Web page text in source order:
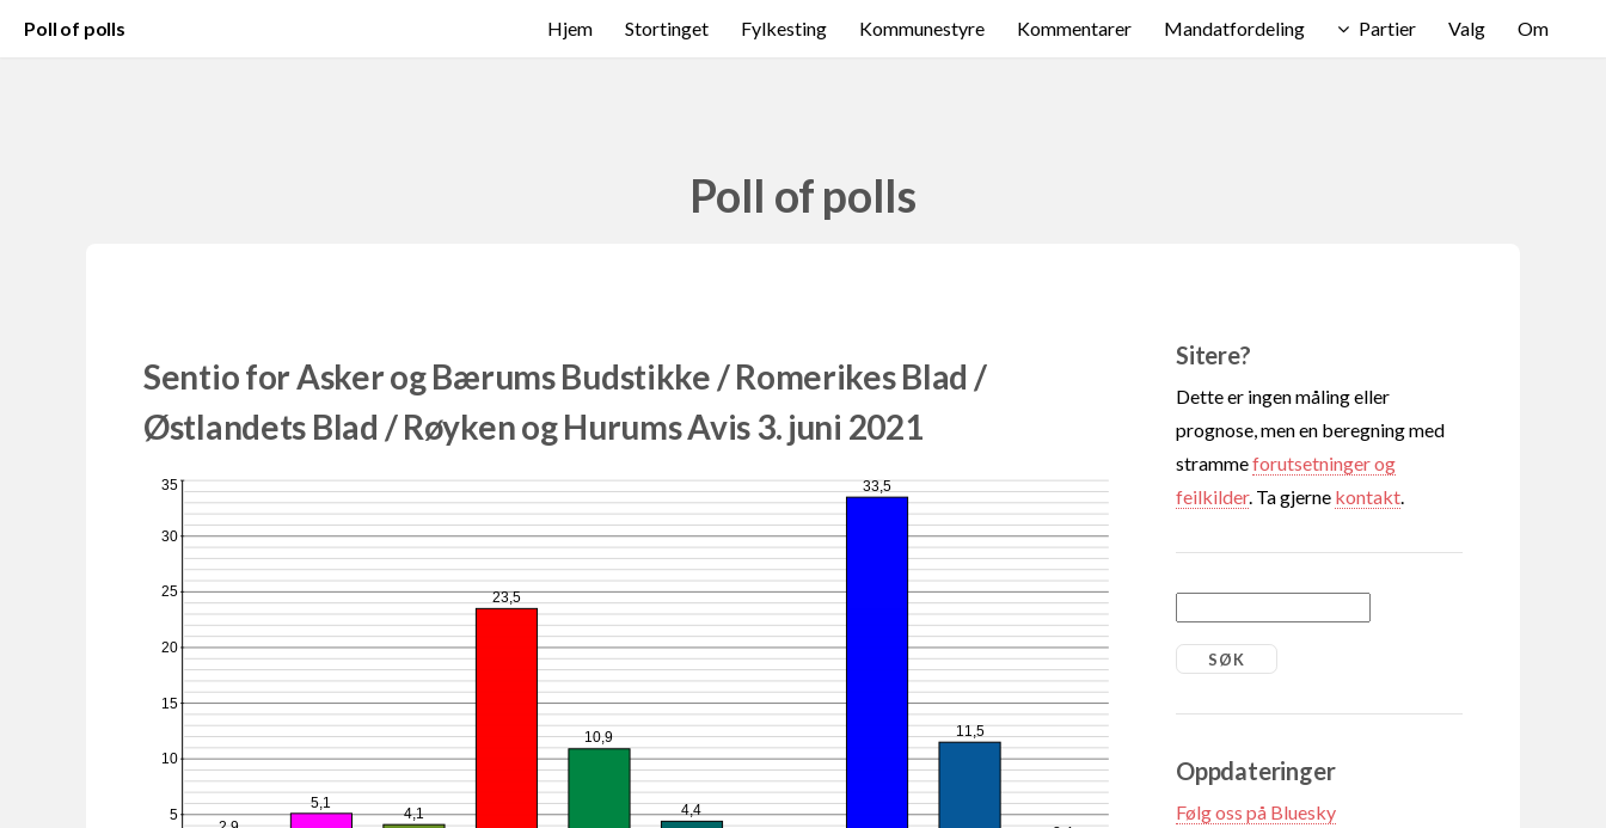
Poll of polls Hjem Stortinget Fylkesting Kommunestyre Kommentarer Mandatfordeling Partier Valg Om
Poll of polls
Sentio for Asker og Bærums Budstikke / Romerikes Blad /
Østlandets Blad / Røyken og Hurums Avis 3. juni 2021
5,1
4,1
23,5
10,9
4,4
33,5
11,5
5
10
15
20
25
30
35
Sitere?
Dette er ingen måling eller
prognose, men en beregning med
strammeforutsetninger og
feilkilder. Ta gjerne kontakt
Oppdateringer
Følg oss på Bluesky